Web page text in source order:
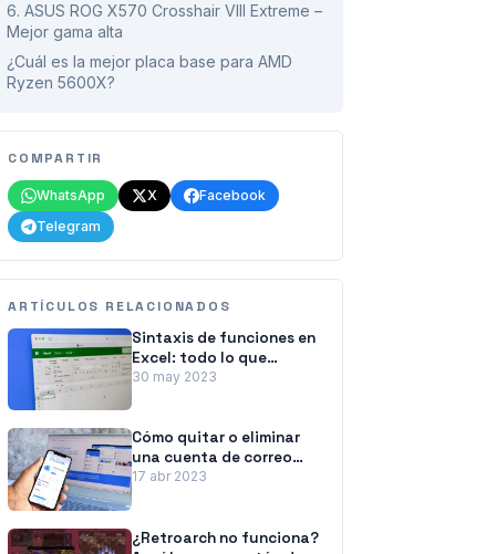
6. ASUS ROG X570 Crosshair VIII Extreme –
Mejor gama alta
¿Cuál es la mejor placa base para AMD
Ryzen 5600X?
COMPARTIR
WhatsApp X
Facebook
Telegram
ARTÍCULOS RELACIONADOS
Sintaxis de funciones en
Excel: todo lo que
necesita saber
30 may 2023
Cómo quitar o eliminar
una cuenta de correo
electrónico de Outlook
17 abr 2023
¿Retroarch no funciona?